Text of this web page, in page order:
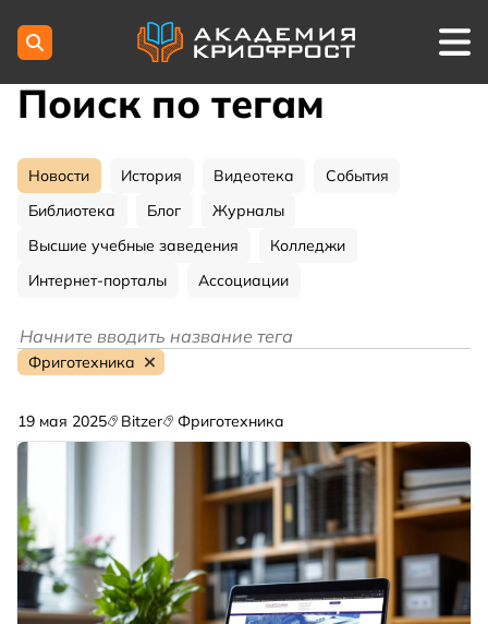
Поиск по тегам
Новости История Видеотека
События
Библиотека
Блог
Журналы
Высшие учебные заведения
Колледжи
Интернет-порталы
Ассоциации
Фриготехника
19 мая 2025 Bitzer Фриготехника